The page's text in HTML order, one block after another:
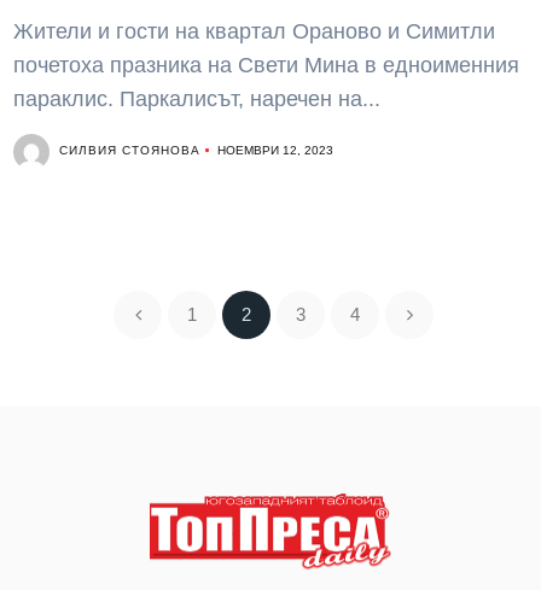
Жители и гости на квартал Ораново и Симитли
почетоха празника на Свети Мина в едноименния
параклис. Паркалисът, наречен на...
СИЛВИЯ СТОЯНОВА НОЕМВРИ 12, 2023
1 2 3 4